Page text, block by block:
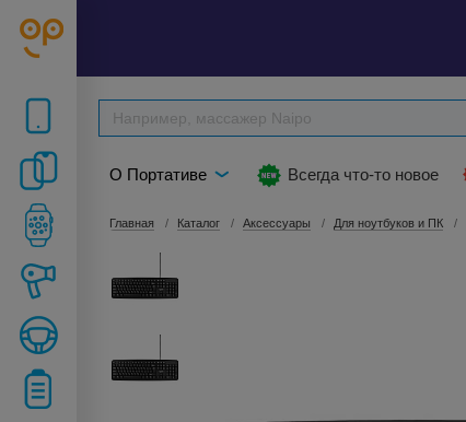
О Портативе Всегда что-то новое
Главная Каталог Аксессуары Для ноутбуков и ПК